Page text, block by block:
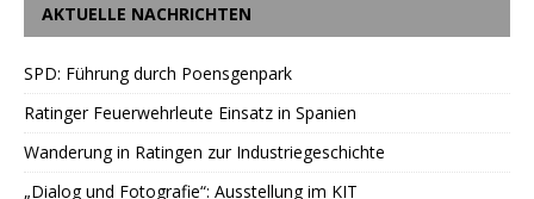
AKTUELLE NACHRICHTEN
SPD: Führung durch Poensgenpark
Ratinger Feuerwehrleute Einsatz in Spanien
Wanderung in Ratingen zur Industriegeschichte
„Dialog und Fotografie“: Ausstellung im KIT